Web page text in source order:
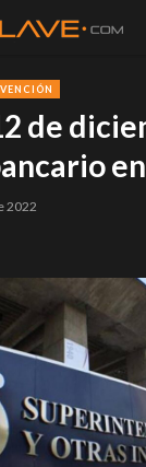
de
2022